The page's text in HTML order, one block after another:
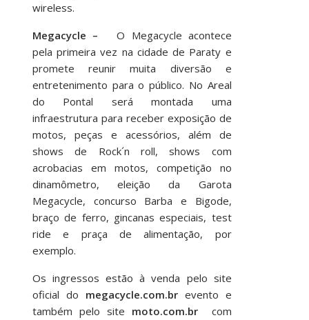
wireless.
Megacycle –O Megacycle acontece
pela primeira vez na cidade de Paraty e
promete reunir muita diversão e
entretenimento para o público. No Areal
do Pontal será montada uma
infraestrutura para receber exposição de
motos, peças e acessórios, além de
shows de Rock´n roll, shows com
acrobacias em motos, competição no
dinamômetro, eleição da Garota
Megacycle, concurso Barba e Bigode,
braço de ferro, gincanas especiais, test
ride e praça de alimentação, por
exemplo.
Os ingressos estão à venda pelo site
oficial do megacycle.com.brevento e
também pelo site moto.com.brcom